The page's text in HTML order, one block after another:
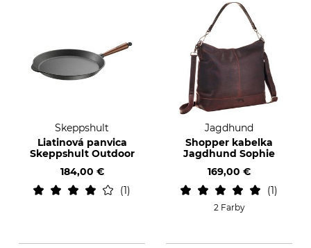
Skeppshult
Liatinová panvica
Skeppshult Outdoor
184,00 €
1
Jagdhund
Shopper kabelka
Jagdhund Sophie
169,00 €
1
2 Farby